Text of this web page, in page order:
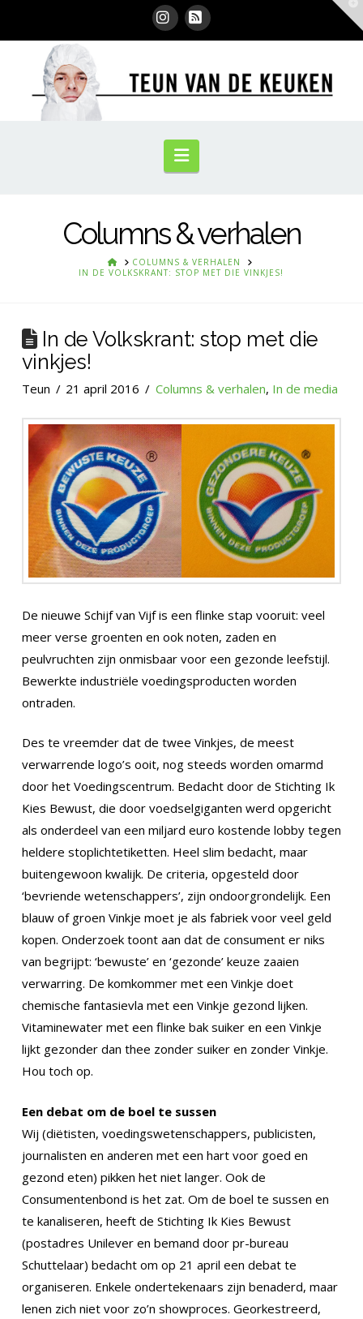
Instagram
RSS
Navigation
Columns & verhalen
HOMECOLUMNS & VERHALEN
IN DE VOLKSKRANT: STOP MET DIE VINKJES!
In de Volkskrant: stop met die
vinkjes!
Teun 21 april 2016 Columns & verhalen, In de media
De nieuwe Schijf van Vijf is een flinke stap vooruit: veel
meer verse groenten en ook noten, zaden en
peulvruchten zijn onmisbaar voor een gezonde leefstijl.
Bewerkte industriële voedingsproducten worden
ontraden.
Des te vreemder dat de twee Vinkjes, de meest
verwarrende logo’s ooit, nog steeds worden omarmd
door het Voedingscentrum. Bedacht door de Stichting Ik
Kies Bewust, die door voedselgiganten werd opgericht
als onderdeel van een miljard euro kostende lobby tegen
heldere stoplichtetiketten. Heel slim bedacht, maar
buitengewoon kwalijk. De criteria, opgesteld door
‘bevriende wetenschappers’, zijn ondoorgrondelijk. Een
blauw of groen Vinkje moet je als fabriek voor veel geld
kopen. Onderzoek toont aan dat de consument er niks
van begrijpt: ‘bewuste’ en ‘gezonde’ keuze zaaien
verwarring. De komkommer met een Vinkje doet
chemische fantasievla met een Vinkje gezond lijken.
Vitaminewater met een flinke bak suiker en een Vinkje
lijkt gezonder dan thee zonder suiker en zonder Vinkje.
Hou toch op.
Een debat om de boel te sussen
Wij (diëtisten, voedingswetenschappers, publicisten,
journalisten en anderen met een hart voor goed en
gezond eten) pikken het niet langer. Ook de
Consumentenbond is het zat. Om de boel te sussen en
te kanaliseren, heeft de Stichting Ik Kies Bewust
(postadres Unilever en bemand door pr-bureau
Schuttelaar) bedacht om op 21 april een debat te
organiseren. Enkele ondertekenaars zijn benaderd, maar
lenen zich niet voor zo’n showproces. Georkestreerd,